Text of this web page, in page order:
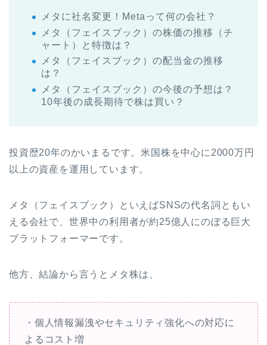
メタに社名変更！Metaって何の会社？
メタ（フェイスブック）の株価の推移（チ
ャート）と特徴は？
メタ（フェイスブック）の配当金の推移
は？
メタ（フェイスブック）の今後の予想は？
10年後の成長期待で株は買い？
投資歴20年のかいまるです。米国株を中心に2000万円
以上の資産を運用しています。
メタ（フェイスブック）といえばSNSの代名詞ともい
える会社で、世界中の利用者が約25億人にのぼる巨大
プラットフォーマーです。
他方、結論から言うとメタ株は、
・個人情報漏洩やセキュリティ強化への対応に
よるコスト増